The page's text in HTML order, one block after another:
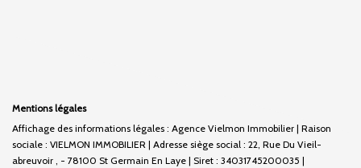
Mentions légales
Affichage des informations légales : Agence Vielmon Immobilier | Raison
sociale : VIELMON IMMOBILIER | Adresse siège social : 22, Rue Du Vieil-
abreuvoir , - 78100 St Germain En Laye | Siret : 34031745200035 |